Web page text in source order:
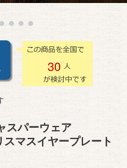
30
スパーウェア
マスイヤープレート